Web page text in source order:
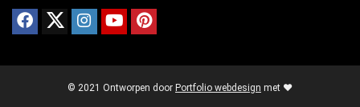
© 2021 Ontworpen door Portfolio webdesign met ❤️